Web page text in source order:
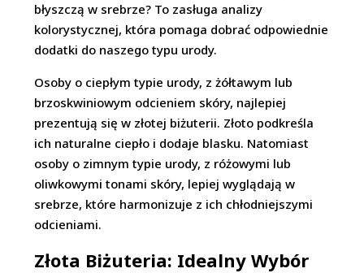
błyszczą w srebrze? To zasługa analizy
kolorystycznej, która pomaga dobrać odpowiednie
dodatki do naszego typu urody.
Osoby o ciepłym typie urody, z żółtawym lub
brzoskwiniowym odcieniem skóry, najlepiej
prezentują się w złotej biżuterii. Złoto podkreśla
ich naturalne ciepło i dodaje blasku. Natomiast
osoby o zimnym typie urody, z różowymi lub
oliwkowymi tonami skóry, lepiej wyglądają w
srebrze, które harmonizuje z ich chłodniejszymi
odcieniami.
Złota Biżuteria: Idealny Wybór